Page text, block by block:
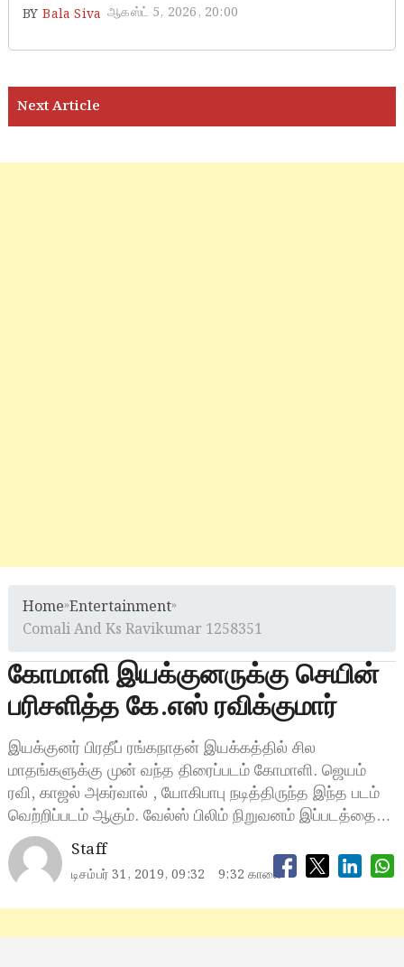
BY Bala Siva ஆகஸ்ட் 5, 2026, 20:00
Home»Entertainment»
Comali And Ks Ravikumar 1258351
கோமாளி இயக்குனருக்கு செயின்
பரிசளித்த கே.எஸ் ரவிக்குமார்
இயக்குனர் பிரதீப் ரங்கநாதன் இயக்கத்தில் சில
மாதங்களுக்கு முன் வந்த திரைப்படம் கோமாளி. ஜெயம்
ரவி, காஜல் அகர்வால் , யோகிபாபு நடித்திருந்த இந்த படம்
வெற்றிப்படம் ஆகும். வேல்ஸ் பிலிம் நிறுவனம் இப்படத்தை…
Staff
டிசம்பர் 31, 2019, 09:32 9:32 காலை